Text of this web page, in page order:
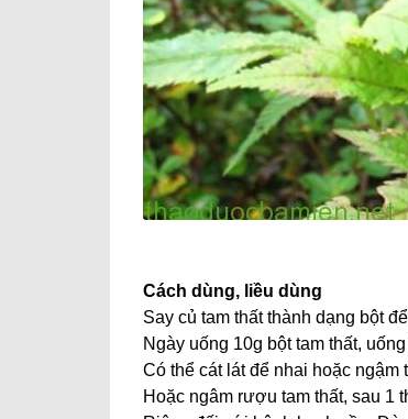
Cách dùng, liều dùng
Say củ tam thất thành dạng bột
Ngày uống 10g bột tam thất,
Có thể cát lát để nhai hoặc ngậm
Hoặc ngâm rượu tam thất, sau 1